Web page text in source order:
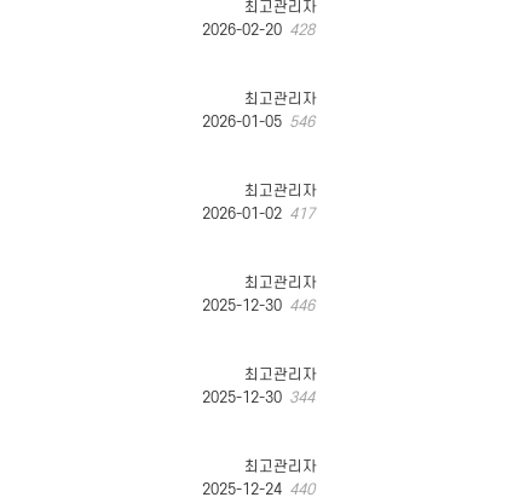
최고관리자
2026-02-20 428
최고관리자
2026-01-05 546
최고관리자
2026-01-02 417
최고관리자
2025-12-30 446
최고관리자
2025-12-30 344
최고관리자
2025-12-24 440